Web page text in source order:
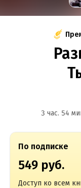
3 час. 54
По подписке
549 руб.
Доступ ко всем